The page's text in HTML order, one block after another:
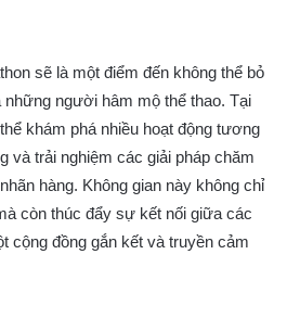
sẽ là một điểm đến không thể bỏ
người hâm mộ thể thao. Tại
khám phá nhiều hoạt động tương
và trải nghiệm các giải pháp chăm
hàng. Không gian này không chỉ
còn thúc đẩy sự kết nối giữa các
cộng đồng gắn kết và truyền cảm